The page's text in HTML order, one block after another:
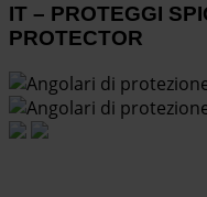
IT – PROTEGGI
PROTECTOR